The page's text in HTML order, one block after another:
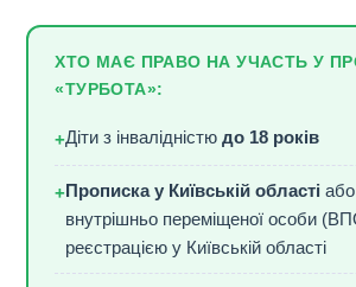
ХТО МАЄ ПРАВО НА УЧАСТЬ У
«ТУРБОТА»:
+Діти з інвалідністюдо 18 років
+Прописка у Київській області
внутрішньо переміщеної особи
реєстрацією у Київській області